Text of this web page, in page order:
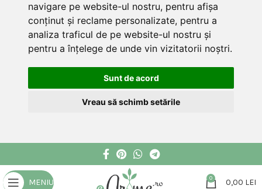
navigare pe website-ul nostru, pentru afișa
conținut și reclame personalizate, pentru a
analiza traficul de pe website-ul nostru și
pentru a înțelege de unde vin vizitatorii noștri.
Sunt de acord
Vreau să schimb setările
MENIU 0 0,00 LEI